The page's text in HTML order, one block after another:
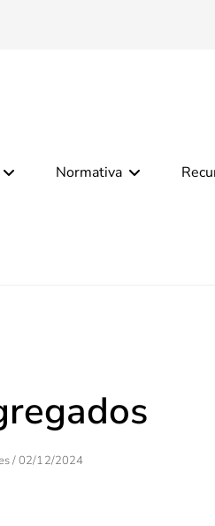
Normativa
/Posted
02/12/2024